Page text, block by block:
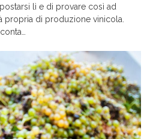
lì e di provare così ad
propria di produzione vinicola.